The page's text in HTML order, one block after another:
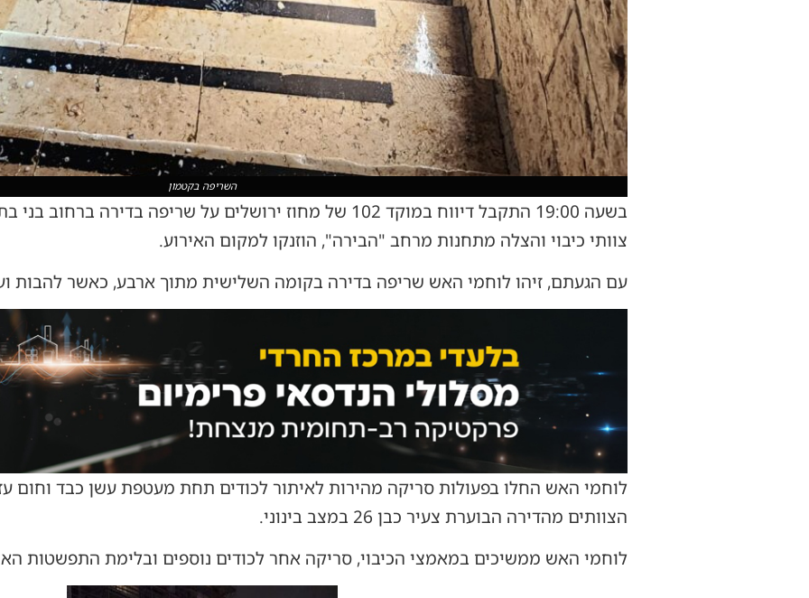
השריפה בקטמון
​בשעה 19:00 התקבל דיווח במוקד 102 של מחוז ירושלים על שריפה בדירה ברחוב בני בתירא שבשכונת קטמון.
​צוותי כיבוי והצלה מתחנות מרחב "הבירה", הוזנקו למקום האירוע.
עם הגעתם, זיהו לוחמי האש שריפה בדירה בקומה השלישית מתוך ארבע, כאשר להבות
​לוחמי האש החלו בפעולות סריקה מהירות לאיתור לכודים תחת מעטפת עשן כבד וחום
הצוותים מהדירה הבוערת צעיר כבן 26 במצב בינוני.
לוחמי האש ממשיכים במאמצי הכיבוי, סריקה אחר לכודים נוספים ובלימת התפשטות